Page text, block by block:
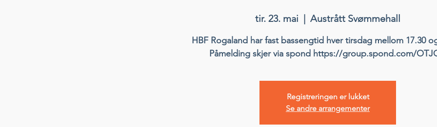
tir. 23. mai
  |
Austrått Svømmehall
HBF Rogaland har fast bassengtid hver tirsdag mellom 17.30
Påmelding skjer via spond https://group.spond.com/
Registreringen er lukket
Se andre arrangementer